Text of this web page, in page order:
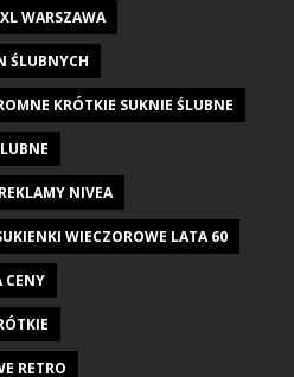
WARSZAWA
ŚLUBNYCH
KRÓTKIE SUKNIE ŚLUBNE
NIVEA
WIECZOROWE LATA 60
CENY
RETRO